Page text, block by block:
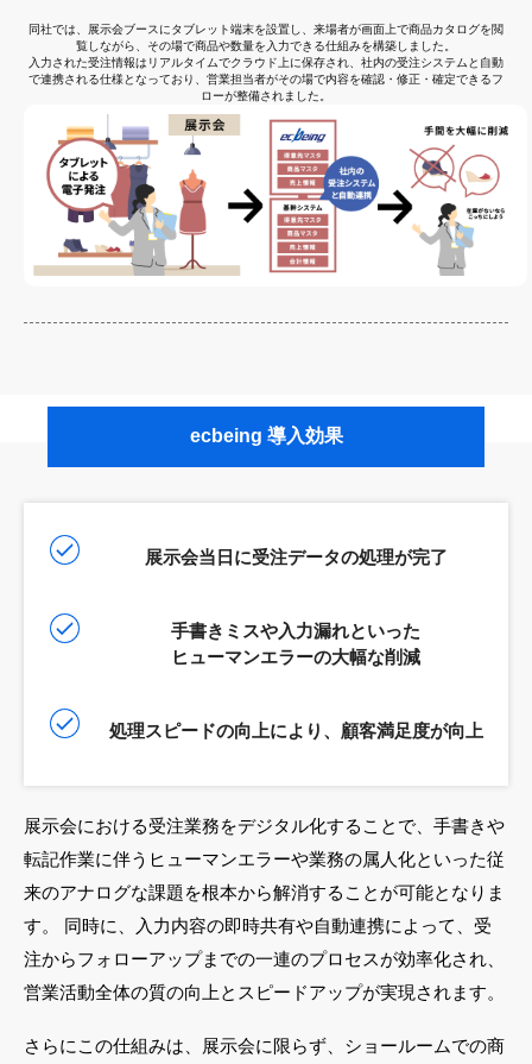
同社では、展示会ブースにタブレット端末を設置し、来場者が画面上で商品カタログを閲
覧しながら、その場で商品や数量を入力できる仕組みを構築しました。
入力された受注情報はリアルタイムでクラウド上に保存され、社内の受注システムと自動
で連携される仕様となっており、営業担当者がその場で内容を確認・修正・確定できるフ
ローが整備されました。
ecbeing 導入効果
展示会当日に受注データの処理が完了
手書きミスや入力漏れといった
ヒューマンエラーの大幅な削減
処理スピードの向上により、顧客満足度が向上
展示会における受注業務をデジタル化することで、手書きや
転記作業に伴うヒューマンエラーや業務の属人化といった従
来のアナログな課題を根本から解消することが可能となりま
す。 同時に、入力内容の即時共有や自動連携によって、受
注からフォローアップまでの一連のプロセスが効率化され、
営業活動全体の質の向上とスピードアップが実現されます。
さらにこの仕組みは、展示会に限らず、ショールームでの商